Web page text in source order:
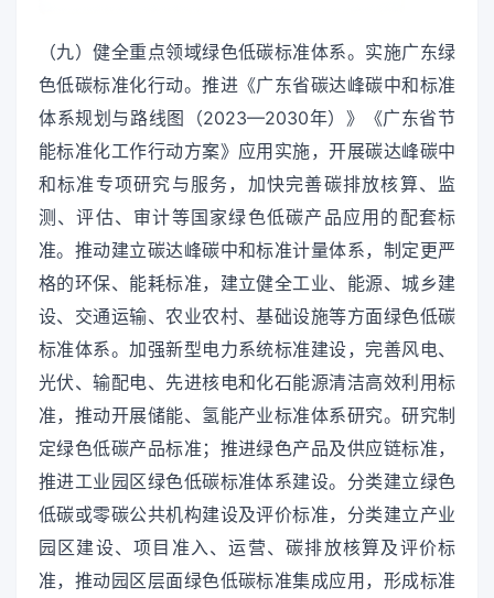
（九）健全重点领域绿色低碳标准体系。实施广东绿
色低碳标准化行动。推进《广东省碳达峰碳中和标准
体系规划与路线图（2023—2030年）》《广东省节
能标准化工作行动方案》应用实施，开展碳达峰碳中
和标准专项研究与服务，加快完善碳排放核算、监
测、评估、审计等国家绿色低碳产品应用的配套标
准。推动建立碳达峰碳中和标准计量体系，制定更严
格的环保、能耗标准，建立健全工业、能源、城乡建
设、交通运输、农业农村、基础设施等方面绿色低碳
标准体系。加强新型电力系统标准建设，完善风电、
光伏、输配电、先进核电和化石能源清洁高效利用标
准，推动开展储能、氢能产业标准体系研究。研究制
定绿色低碳产品标准；推进绿色产品及供应链标准，
推进工业园区绿色低碳标准体系建设。分类建立绿色
低碳或零碳公共机构建设及评价标准，分类建立产业
园区建设、项目准入、运营、碳排放核算及评价标
准，推动园区层面绿色低碳标准集成应用，形成标准